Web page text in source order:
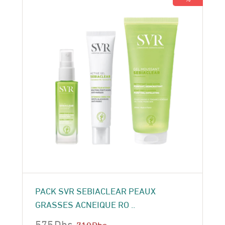
PACK SVR SEBIACLEAR PEAUX
GRASSES ACNEIQUE RO ..